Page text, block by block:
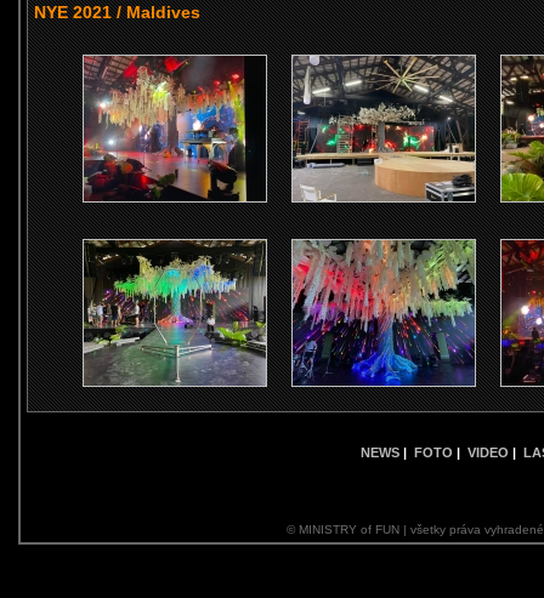
NYE 2021 / Maldives
NEWS | FOTO | VIDEO |
© MINISTRY of FUN | všetky práva